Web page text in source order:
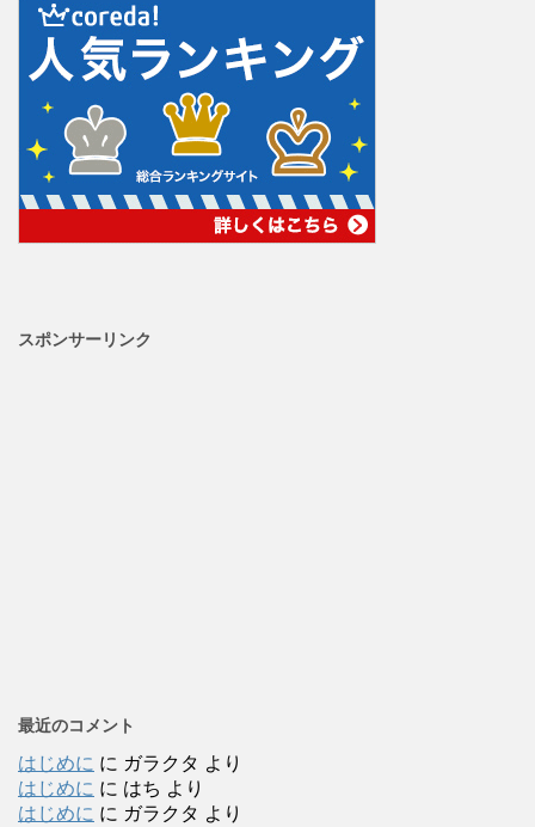
スポンサーリンク
最近のコメント
はじめに に ガラクタ より
はじめに に はち より
はじめに に ガラクタ より